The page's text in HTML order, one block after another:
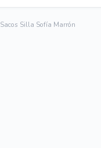
Sacos Silla Sofía Marrón